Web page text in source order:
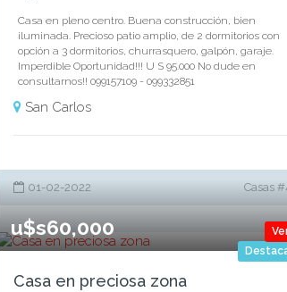
Casa en pleno centro. Buena construcción, bien
iluminada. Precioso patio amplio, de 2 dormitorios con
opción a 3 dormitorios, churrasquero, galpón, garaje.
Imperdible Oportunidad!!! U S 95.000 No dude en
consultarnos!! 099157109 - 099332851
San Carlos
01-02-2022 Casas
u$s60,000
Casa en preciosa zona